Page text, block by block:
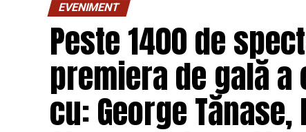
EVENIMENT
Peste 1400 de
premiera de gală a
cu: George